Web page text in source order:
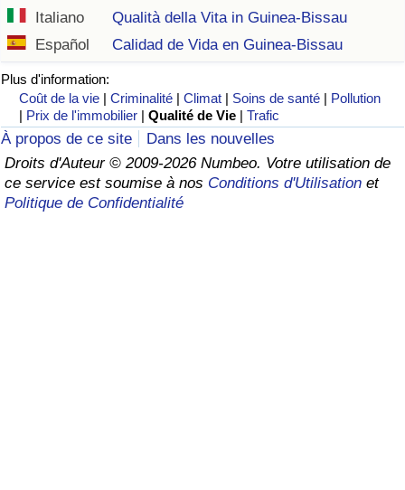
Italiano
Qualità della Vita in Guinea-Bissau
Español
Calidad de Vida en Guinea-Bissau
Plus d'information:
Coût de la vie |Criminalité |Climat | Soins de santé | Pollution
| Prix de l'immobilier |Qualité de Vie |Trafic
À propos de ce site
Dans les nouvelles
Droits d'Auteur © 2009-2026 Numbeo. Votre utilisation de
ce service est soumise à nos Conditions d'Utilisation et
Politique de Confidentialité
Indice de Criminalité
Indice de criminalité par pays
Soins de santé
Indice des soins de santé (Actuel)
Indice des soins de santé